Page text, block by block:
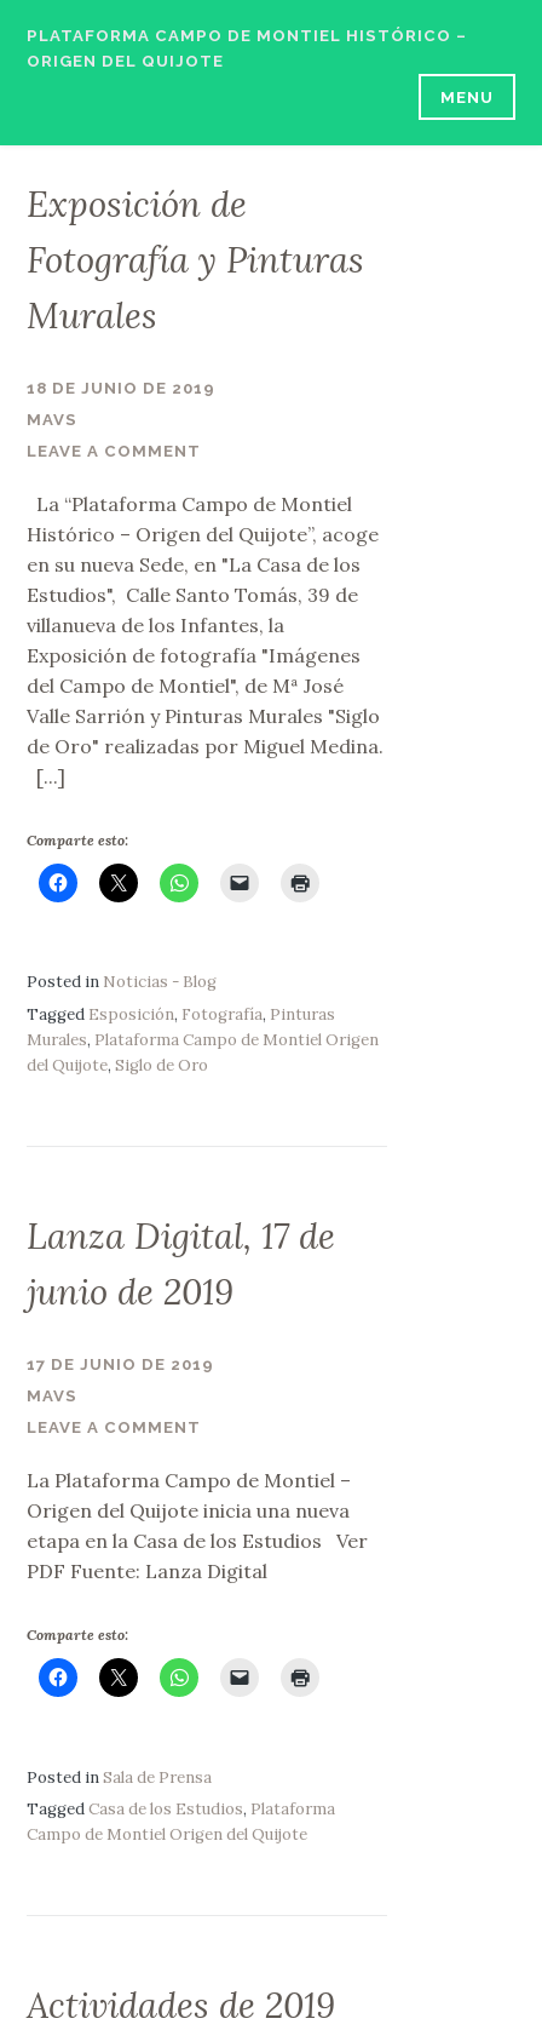
content
PLATAFORMA CAMPO DE MONTIEL HISTÓRICO –
ORIGEN DEL QUIJOTE
MENU
Exposición de
Fotografía y Pinturas
Murales
18 DE JUNIO DE 2019
MAVS
LEAVE A COMMENT
La “Plataforma Campo de Montiel
Histórico – Origen del Quijote”, acoge
en su nueva Sede, en "La Casa de los
Estudios", Calle Santo Tomás, 39 de
villanueva de los Infantes, la
Exposición de fotografía "Imágenes
del Campo de Montiel", de Mª José
Valle Sarrión y Pinturas Murales "Siglo
de Oro" realizadas por Miguel Medina.
[...]
Comparte esto:
Posted in Noticias - Blog
Tagged Esposición, Fotografía, Pinturas
Murales, Plataforma Campo de Montiel Origen
del Quijote,Siglo de Oro
Lanza Digital, 17 de
junio de 2019
17 DE JUNIO DE 2019
MAVS
LEAVE A COMMENT
La Plataforma Campo de Montiel –
Origen del Quijote inicia una nueva
etapa en la Casa de los Estudios Ver
PDF Fuente: Lanza Digital
Comparte esto:
Posted inSala de Prensa
TaggedCasa de los Estudios, Plataforma
Campo de Montiel Origen del Quijote
Actividades de 2019